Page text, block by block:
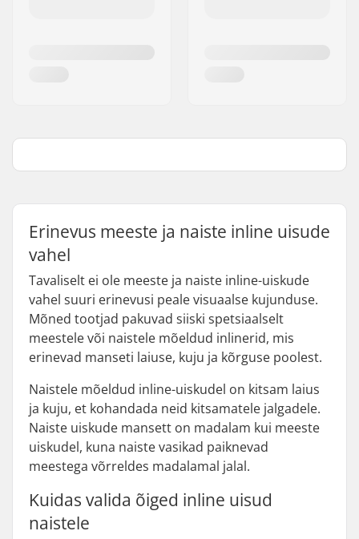
Erinevus meeste ja naiste inline uisude
vahel
Tavaliselt ei ole meeste ja naiste inline-uiskude
vahel suuri erinevusi peale visuaalse kujunduse.
Mõned tootjad pakuvad siiski spetsiaalselt
meestele või naistele mõeldud inlinerid, mis
erinevad manseti laiuse, kuju ja kõrguse poolest.
Naistele mõeldud inline-uiskudel on kitsam laius
ja kuju, et kohandada neid kitsamatele jalgadele.
Naiste uiskude mansett on madalam kui meeste
uiskudel, kuna naiste vasikad paiknevad
meestega võrreldes madalamal jalal.
Kuidas valida õiged inline uisud
naistele